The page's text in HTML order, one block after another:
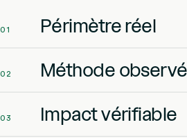
01 Périmètre réel
02 Méthode
03 Impact vérifiable